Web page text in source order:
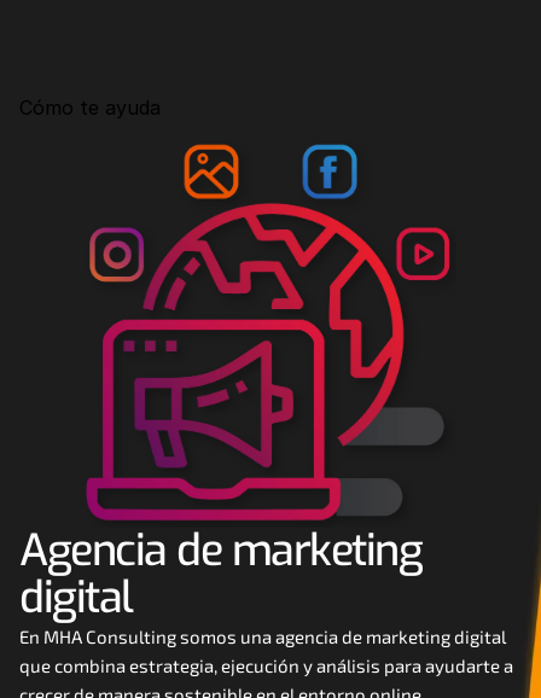
Google Ads
Facebook Ads
Desarrollo Web
Automatización
Email marketing
Careers
Docs
Cómo te ayuda
Agencia de marketing
digital
En MHA Consulting somos una agencia de marketing digital
que combina estrategia, ejecución y análisis para ayudarte a